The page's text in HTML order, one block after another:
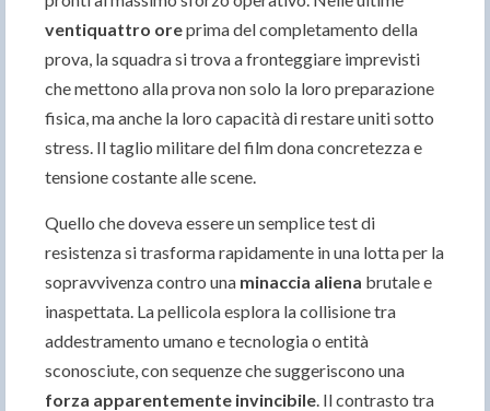
ventiquattro oreprima del completamento della
prova, la squadra si trova a fronteggiare imprevisti
che mettono alla prova non solo la loro preparazione
fisica, ma anche la loro capacità di restare uniti sotto
stress. Il taglio militare del film dona concretezza e
tensione costante alle scene.
Quello che doveva essere un semplice test di
resistenza si trasforma rapidamente in una lotta per la
sopravvivenza contro una minaccia aliena brutale e
inaspettata. La pellicola esplora la collisione tra
addestramento umano e tecnologia o entità
sconosciute, con sequenze che suggeriscono una
forza apparentemente invincibile. Il contrasto tra